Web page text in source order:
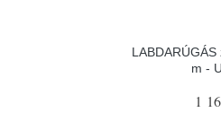
m -
1